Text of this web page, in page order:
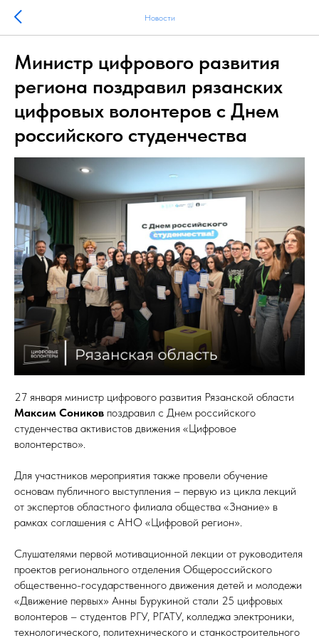
Новости
Министр цифрового развития
региона поздравил рязанских
цифровых волонтеров с Днем
российского студенчества
27 января министр цифрового развития Рязанской области
Максим Соников поздравил с Днем российского
студенчества активистов движения «Цифровое
волонтерство».
Для участников мероприятия также провели обучение
основам публичного выступления – первую из цикла лекций
от экспертов областного филиала общества «Знание» в
рамках соглашения с АНО «Цифровой регион».
Слушателями первой мотивационной лекции от руководителя
проектов регионального отделения Общероссийского
общественно-государственного движения детей и молодежи
«Движение первых» Анны Бурукиной стали 25 цифровых
волонтеров – студентов РГУ, РГАТУ, колледжа электроники,
технологического, политехнического и станкостроительного